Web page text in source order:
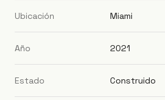
Ubicación Miami
Año 2021
Estado Construido